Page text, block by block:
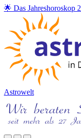
🌟 Das Jahreshoroskop
Astrowelt